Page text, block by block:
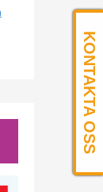
KONTAKTA OSS